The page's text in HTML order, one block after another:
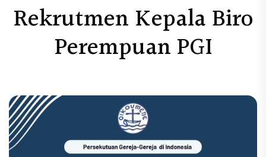
Rekrutmen Kepala Biro
Perempuan PGI